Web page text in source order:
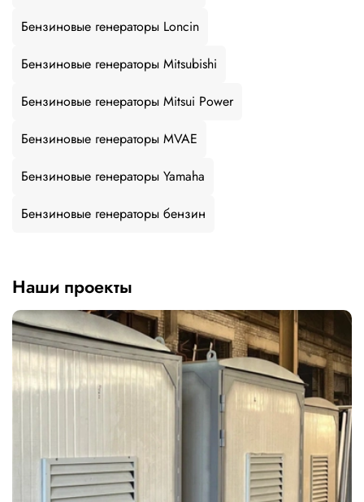
Бензиновые генераторы Loncin
Бензиновые генераторы Mitsubishi
Бензиновые генераторы Mitsui Power
Бензиновые генераторы MVAE
Бензиновые генераторы Yamaha
Бензиновые генераторы бензин
Наши проекты